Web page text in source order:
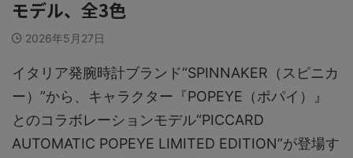
モデル、全3色
2026年5月27日
イタリア発腕時計ブランド“SPINNAKER（スピニカ
ー）”から、キャラクター『POPEYE（ポパイ）』
とのコラボレーションモデル“PICCARD
AUTOMATIC POPEYE LIMITED EDITION”が登場す